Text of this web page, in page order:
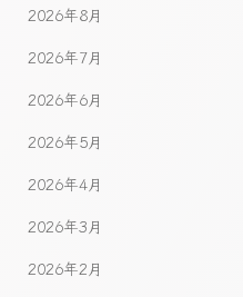
2026年8月
2026年7月
2026年6月
2026年5月
2026年4月
2026年3月
2026年2月